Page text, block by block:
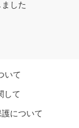
した
いて
して
について